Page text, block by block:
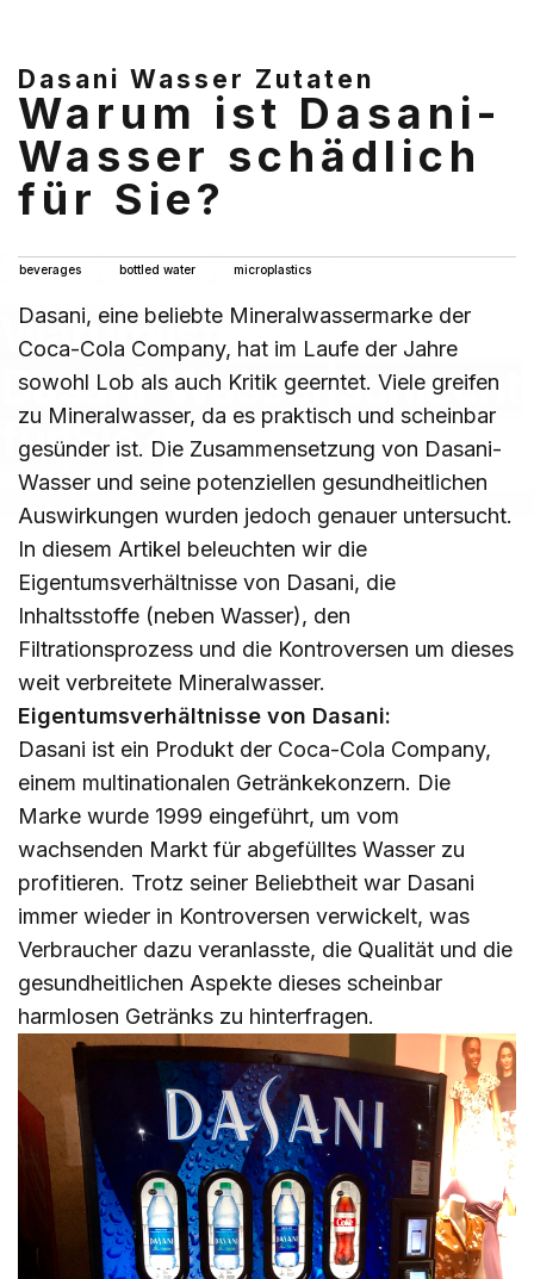
beverages bottled water microplastics
Warumist
Dasani-Wasserschlecht
fürSie?
Dasani Wasser Zutaten
Warum ist Dasani-
Wasser schädlich
für Sie?
Dasani, eine beliebte Mineralwassermarke der
Coca-Cola Company, hat im Laufe der Jahre
sowohl Lob als auch Kritik geerntet. Viele greifen
zu Mineralwasser, da es praktisch und scheinbar
gesünder ist. Die Zusammensetzung von Dasani-
Wasser und seine potenziellen gesundheitlichen
Auswirkungen wurden jedoch genauer untersucht.
In diesem Artikel beleuchten wir die
Eigentumsverhältnisse von Dasani, die
Inhaltsstoffe (neben Wasser), den
Filtrationsprozess und die Kontroversen um dieses
weit verbreitete Mineralwasser.
Eigentumsverhältnisse von Dasani:
Dasani ist ein Produkt der Coca-Cola Company,
einem multinationalen Getränkekonzern. Die
Marke wurde 1999 eingeführt, um vom
wachsenden Markt für abgefülltes Wasser zu
profitieren. Trotz seiner Beliebtheit war Dasani
immer wieder in Kontroversen verwickelt, was
Verbraucher dazu veranlasste, die Qualität und die
gesundheitlichen Aspekte dieses scheinbar
harmlosen Getränks zu hinterfragen.